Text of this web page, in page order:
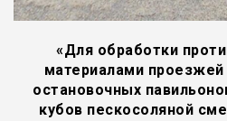
«Для обработки
материалами проезжей
остановочных
кубов пескосоляной